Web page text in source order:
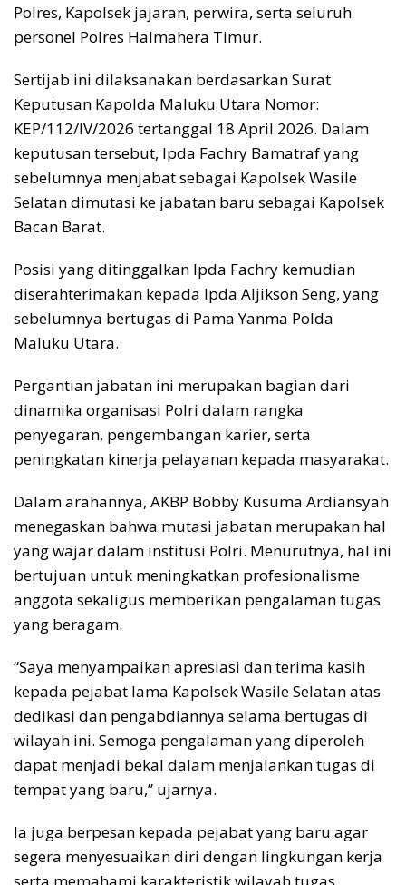
Polres, Kapolsek jajaran, perwira, serta seluruh
personel Polres Halmahera Timur.
Sertijab ini dilaksanakan berdasarkan Surat
Keputusan Kapolda Maluku Utara Nomor:
KEP/112/IV/2026 tertanggal 18 April 2026. Dalam
keputusan tersebut, Ipda Fachry Bamatraf yang
sebelumnya menjabat sebagai Kapolsek Wasile
Selatan dimutasi ke jabatan baru sebagai Kapolsek
Bacan Barat.
Posisi yang ditinggalkan Ipda Fachry kemudian
diserahterimakan kepada Ipda Aljikson Seng, yang
sebelumnya bertugas di Pama Yanma Polda
Maluku Utara.
Pergantian jabatan ini merupakan bagian dari
dinamika organisasi Polri dalam rangka
penyegaran, pengembangan karier, serta
peningkatan kinerja pelayanan kepada masyarakat.
Dalam arahannya, AKBP Bobby Kusuma Ardiansyah
menegaskan bahwa mutasi jabatan merupakan hal
yang wajar dalam institusi Polri. Menurutnya, hal ini
bertujuan untuk meningkatkan profesionalisme
anggota sekaligus memberikan pengalaman tugas
yang beragam.
“Saya menyampaikan apresiasi dan terima kasih
kepada pejabat lama Kapolsek Wasile Selatan atas
dedikasi dan pengabdiannya selama bertugas di
wilayah ini. Semoga pengalaman yang diperoleh
dapat menjadi bekal dalam menjalankan tugas di
tempat yang baru,” ujarnya.
Ia juga berpesan kepada pejabat yang baru agar
segera menyesuaikan diri dengan lingkungan kerja